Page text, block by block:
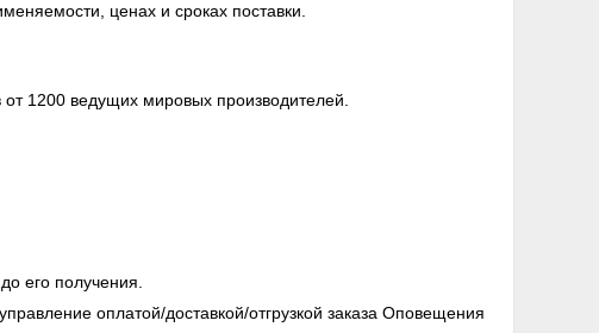
ценах и сроках поставки.
1200 ведущих мировых производителей.
его получения.
оплатой/доставкой/отгрузкой заказа Оповещения